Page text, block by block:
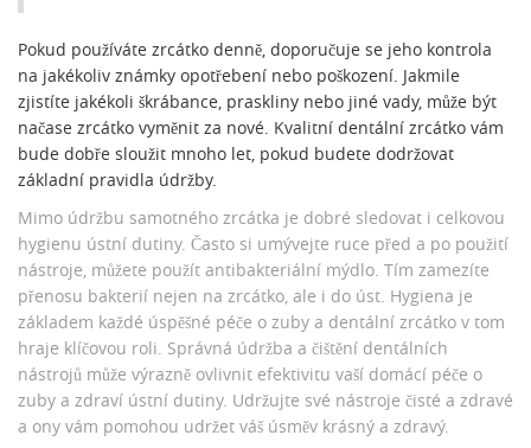
Pokud používáte zrcátko denně, doporučuje se jeho kontrola
na jakékoliv známky opotřebení nebo poškození. Jakmile
zjistíte jakékoli škrábance, praskliny nebo jiné vady, může být
načase zrcátko vyměnit za nové. Kvalitní dentální zrcátko vám
bude dobře sloužit mnoho let, pokud budete dodržovat
základní pravidla údržby.
Mimo údržbu samotného zrcátka je dobré sledovat i celkovou
hygienu ústní dutiny. Často si umývejte ruce před a po použití
nástroje, můžete použít antibakteriální mýdlo. Tím zamezíte
přenosu bakterií nejen na zrcátko, ale i do úst. Hygiena je
základem každé úspěšné péče o zuby a dentální zrcátko v tom
hraje klíčovou roli. Správná údržba a čištění dentálních
nástrojů může výrazně ovlivnit efektivitu vaší domácí péče o
zuby a zdraví ústní dutiny. Udržujte své nástroje čisté a zdravé
a ony vám pomohou udržet váš úsměv krásný a zdravý.